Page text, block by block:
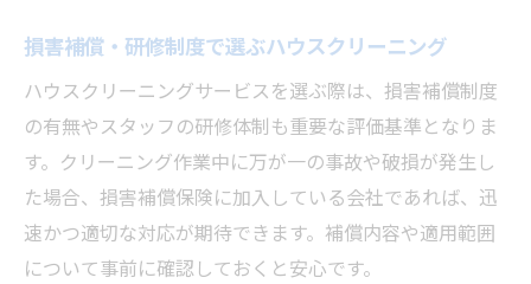
損害補償・研修制度で選ぶハウスクリーニング
ハウスクリーニングサービスを選ぶ際は、損害補償制度
の有無やスタッフの研修体制も重要な評価基準となりま
す。クリーニング作業中に万が一の事故や破損が発生し
た場合、損害補償保険に加入している会社であれば、迅
速かつ適切な対応が期待できます。補償内容や適用範囲
について事前に確認しておくと安心です。